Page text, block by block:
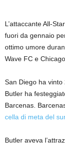
L’attaccante All-
fuori da gennaio
ottimo umore
Wave FC e
San Diego ha
Butler ha
Barcenas.
cella di meta del
Butler aveva